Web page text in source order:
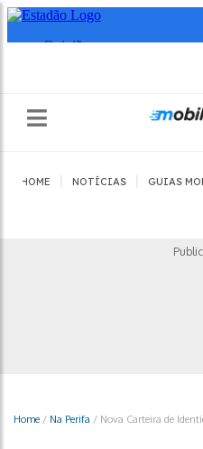
HOME NOTÍCIAS GUIAS
Home / Na Perifa / Nova Carteira de